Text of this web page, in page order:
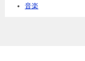
音楽